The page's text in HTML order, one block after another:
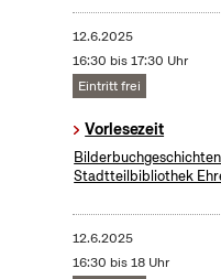
12.6.2025
16:30 bis 17:30 Uhr
Eintritt frei
Vorlesezeit
Stadtteilbibliothek
12.6.2025
16:30 bis 18 Uhr